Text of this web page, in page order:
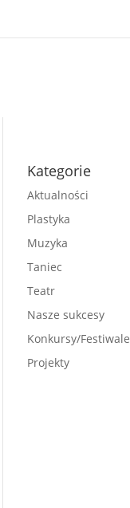
Kategorie
Aktualności
Plastyka
Muzyka
Taniec
Teatr
Nasze sukcesy
Konkursy/Festiwale
Projekty